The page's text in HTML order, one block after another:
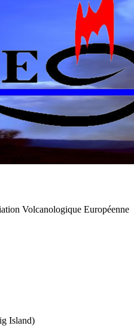
Volcanologique Européenne
Island)